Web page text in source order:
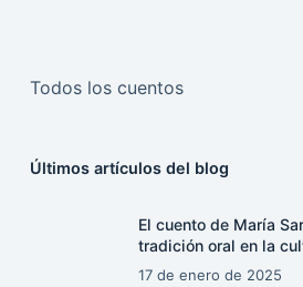
Todos los cuentos
Últimos artículos del blog
El cuento de María
tradición oral en la
17 de enero de 2025